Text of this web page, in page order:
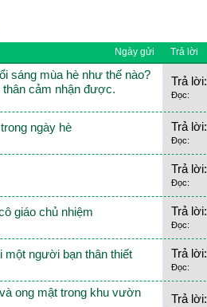
Ngày gửi Trả lời
sáng mùa hè như thế nào?
thân cảm nhận được.
Trả lời:
Đọc:
ngày hè Trả lời:
Đọc:
Trả lời:
Đọc:
giáo chủ nhiệm Trả lời:
Đọc:
một người bạn thân thiết Trả lời:
Đọc:
ong mật trong khu vườn
Trả lời: